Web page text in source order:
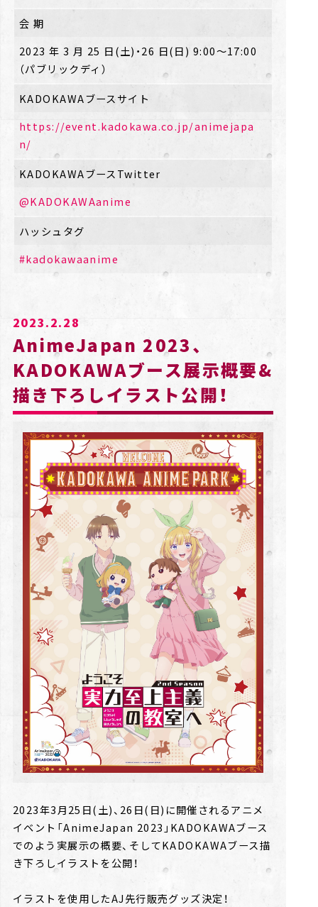
会 期
2023 年 3 月 25 日(土)・26 日(日) 9:00〜17:00
（パブリックディ）
KADOKAWAブースサイト
https://event.kadokawa.co.jp/animejapa
n/
KADOKAWAブースTwitter
@KADOKAWAanime
ハッシュタグ
#kadokawaanime
2023.2.28
AnimeJapan 2023、
KADOKAWAブース展示概要&
描き下ろしイラスト公開！
2023年3月25日(土)、26日(日)に開催されるアニメ
イベント「AnimeJapan 2023」KADOKAWAブース
でのよう実展示の概要、そしてKADOKAWAブース描
き下ろしイラストを公開！
イラストを使用したAJ先⾏販売グッズ決定！